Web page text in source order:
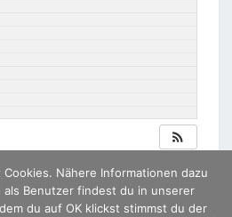
Nähere Informationen dazu
als Benutzer findest du in unserer
du auf OK klickst stimmst du der